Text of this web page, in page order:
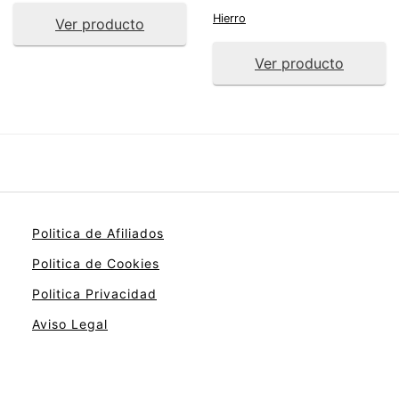
Ver producto Hierro
Ver producto
Politica de Afiliados
Politica de Cookies
Politica Privacidad
Aviso Legal